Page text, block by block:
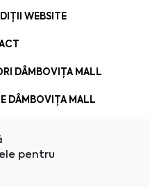
pentru
WEBSITE
DÂMBOVIȚA MALL
DÂMBOVIȚA MALL